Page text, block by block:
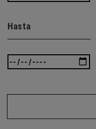
Hasta